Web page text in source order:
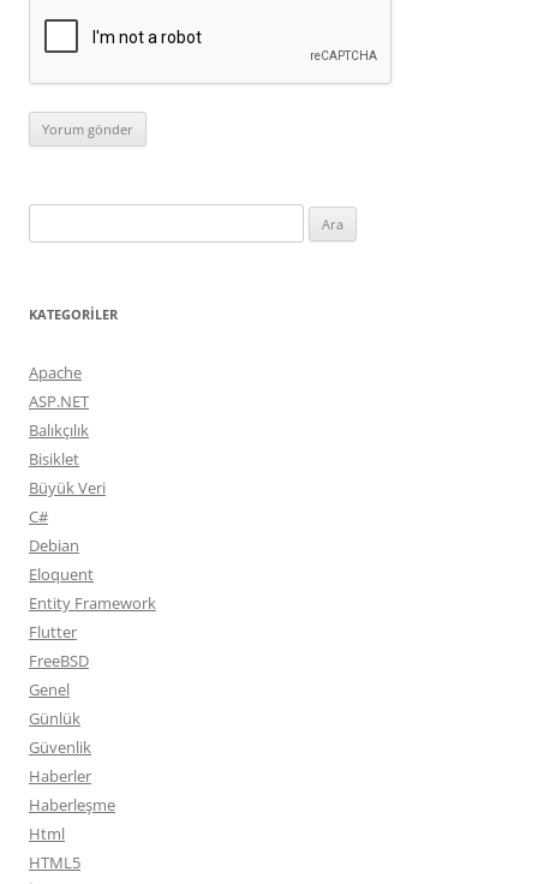
KATEGORILER
Apache
ASP.NET
Balıkçılık
Bisiklet
Büyük Veri
C#
Debian
Eloquent
Entity Framework
Flutter
FreeBSD
Genel
Günlük
Güvenlik
Haberler
Haberleşme
Html
HTML5